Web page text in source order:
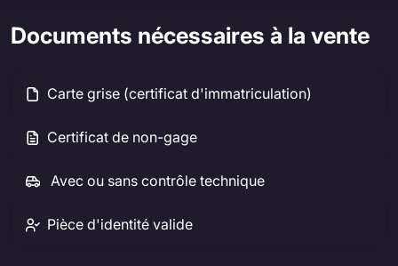
Documents nécessaires à la vente
Carte grise (certificat d'immatriculation)
Certificat de non-gage
Avec ou sans contrôle technique
Pièce d'identité valide